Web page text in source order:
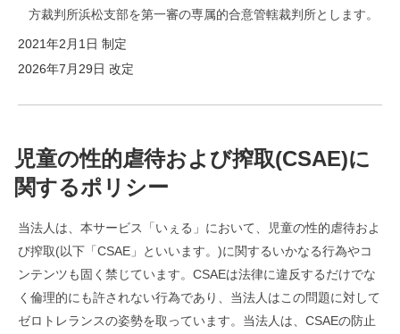
方裁判所浜松支部を第一審の専属的合意管轄裁判所とします。
2021年2月1日 制定
2026年7月29日 改定
児童の性的虐待および搾取(CSAE)に
関するポリシー
当法人は、本サービス「いぇる」において、児童の性的虐待およ
び搾取(以下「CSAE」といいます。)に関するいかなる行為やコ
ンテンツも固く禁じています。CSAEは法律に違反するだけでな
く倫理的にも許されない行為であり、当法人はこの問題に対して
ゼロトレランスの姿勢を取っています。当法人は、CSAEの防止